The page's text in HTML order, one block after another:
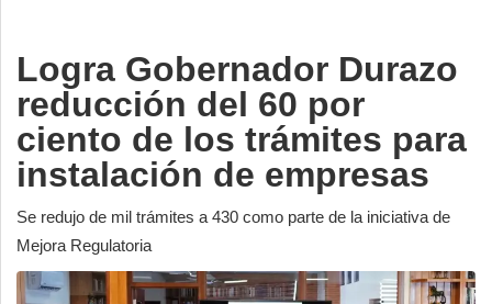
Logra Gobernador Durazo
reducción del 60 por
ciento de los trámites para
instalación de empresas
Se redujo de mil trámites a 430 como parte de la iniciativa de
Mejora Regulatoria